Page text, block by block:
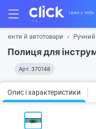
й автотовари Ручний
Полиця для
Арт. 370148
Опис і характеристики